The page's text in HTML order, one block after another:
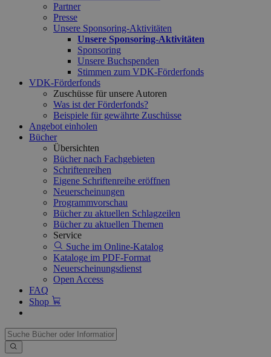
Partner
Presse
Unsere Sponsoring-Aktivitäten
Unsere Sponsoring-Aktivitäten
Sponsoring
Unsere Buchspenden
Stimmen zum VDK-Förderfonds
VDK-Förderfonds
Zuschüsse für unsere Autoren
Was ist der Förderfonds?
Beispiele für gewährte Zuschüsse
Angebot einholen
Bücher
Übersichten
Bücher nach Fachgebieten
Schriftenreihen
Eigene Schriftenreihe eröffnen
Neuerscheinungen
Programmvorschau
Bücher zu aktuellen Schlagzeilen
Bücher zu aktuellen Themen
Service
Suche im Online-Katalog
Kataloge im PDF-Format
Neuerscheinungsdienst
Open Access
FAQ
Shop